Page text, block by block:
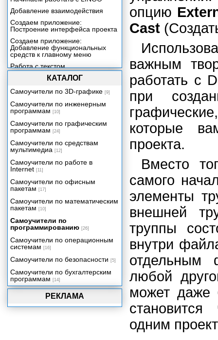
опцию
Cast
важным
работать с
при
которые
проекта.
Вместо
самого
элементы
внешней
труппы
внутри
отдельным
любой
может даже
одним
РЕКЛАМА
Добавление взаимодействия
Создаем приложение:
Построение интерфейса проекта
Создаем приложение:
Добавление функциональных
средств к главному меню
Работа с текстом
Создаем приложение:
Включение звука в ваше
приложение
Создаем приложение:
Добавление контента со
сведениями о продукции
Включение цифрового видео в
ваше приложение
Трехмерная графика реального
времени
Видеопрезентация
КАТАЛОГ
Самоучители по 3D-графике [9]
Самоучители по инженерным
программам [10]
Самоучители по графическим
программам [24]
Самоучители по средствам
мультимедиа [12]
Самоучители по работе в
Internet [11]
Самоучители по офисным
пакетам [17]
Самоучители по математическим
пакетам [10]
Самоучители по
программированию [26]
Самоучители по операционным
системам [16]
Самоучители по безопасности [5]
Самоучители по бухгалтерским
программам [14]